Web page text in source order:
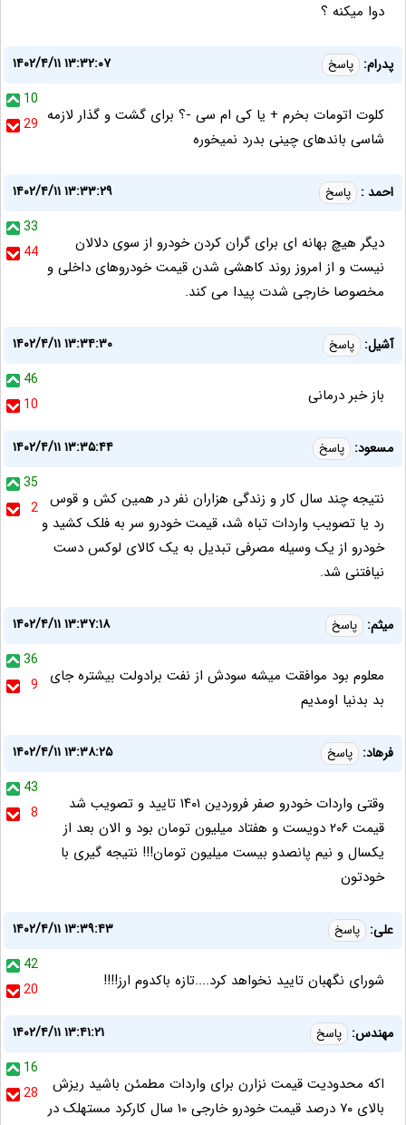
دوا میکنه ؟
پدرام: پاسخ
۱۴۰۲/۴/۱۱ ۱۳:۳۲:۰۷
10
29 کلوت اتومات بخرم + یا کی ام سی -؟ برای گشت و گذار لازمه
شاسی باندهای چینی بدرد نمیخوره
احمد : پاسخ
۱۴۰۲/۴/۱۱ ۱۳:۳۳:۲۹
33
44
دیگر هیچ بهانه ای برای گران کردن خودرو از سوی دلالان
نیست و از امروز روند کاهشی شدن قیمت خودروهای داخلی و
مخصوصا خارجی شدت پیدا می کند.
آشیل: پاسخ
۱۴۰۲/۴/۱۱ ۱۳:۳۴:۳۰
46
10
باز خبر درمانی
مسعود: پاسخ
۱۴۰۲/۴/۱۱ ۱۳:۳۵:۴۴
35
2 نتیجه چند سال کار و زندگی هزاران نفر در همین کش و قوس
رد یا تصویب واردات تباه شد، قیمت خودرو سر به فلک کشید و
خودرو از یک وسیله مصرفی تبدیل به یک کالای لوکس دست
نیافتنی شد.
میثم: پاسخ
۱۴۰۲/۴/۱۱ ۱۳:۳۷:۱۸
36
9
معلوم بود موافقت میشه سودش از نفت برادولت بیشتره جای
بد بدنیا اومدیم
فرهاد: پاسخ
۱۴۰۲/۴/۱۱ ۱۳:۳۸:۲۵
43
8
وقتی واردات خودرو صفر فروردین ۱۴۰۱ تایید و تصویب شد
قیمت ۲۰۶ دویست و هفتاد میلیون تومان بود و الان بعد از
یکسال و نیم پانصدو بیست میلیون تومان!!! نتیجه گیری با
خودتون
علی: پاسخ
۱۴۰۲/۴/۱۱ ۱۳:۳۹:۴۳
42
20
شورای نگهبان تایید نخواهد کرد....تازه باکدوم ارز!!!!
مهندس: پاسخ
۱۴۰۲/۴/۱۱ ۱۳:۴۱:۲۱
16
28
اکه محدودیت قیمت نزارن برای واردات مطمئن باشید ریزش
بالای ۷۰ درصد قیمت خودرو خارجی ۱۰ سال کارکرد مستهلک در